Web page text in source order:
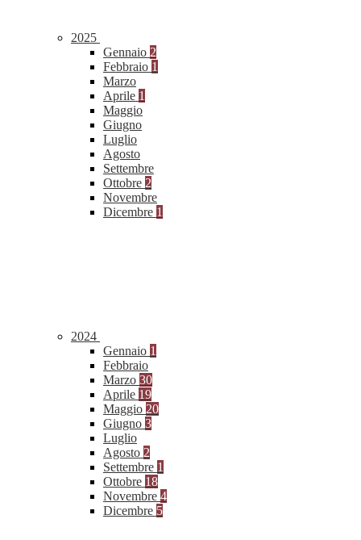
2025
Gennaio 2
Febbraio 1
Marzo
Aprile 1
Maggio
Giugno
Luglio
Agosto
Settembre
Ottobre 2
Novembre
Dicembre 1
2024
Gennaio 1
Febbraio
Marzo 30
Aprile 19
Maggio 20
Giugno 3
Luglio
Agosto 2
Settembre 1
Ottobre 18
Novembre 4
Dicembre 5